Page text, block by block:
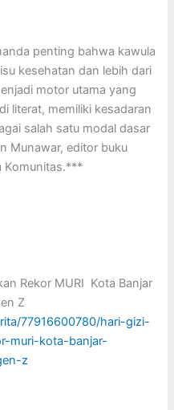
penting bahwa kawula
kesehatan dan lebih dari
motor utama yang
literat, memiliki kesadaran
salah satu modal dasar
Munawar, editor buku
Komunitas.***
Rekor MURI Kota Banjar
Z
77916600780/hari-gizi-
muri-kota-banjar-
z